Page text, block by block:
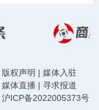
版权声明 | 媒体入驻
媒体直播 | 寻求报道
沪ICP备2022005373号